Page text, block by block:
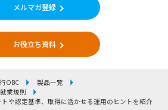
メルマガ登録
お役立ち資料
OBC
製品一覧
就業規則
や認定基準、取得に活かせる運用のヒントを紹介